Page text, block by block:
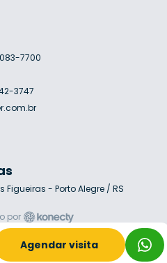
Agendar visita
7700
3747
Figueiras - Porto Alegre / RS
por